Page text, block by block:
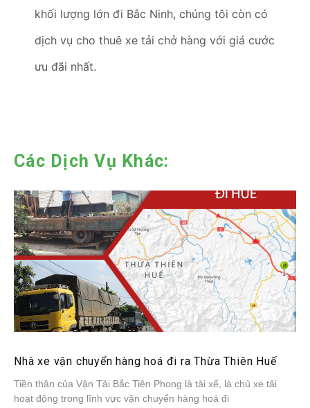
khối lượng lớn đi Bắc Ninh, chúng tôi còn có
dịch vụ cho thuê xe tải chở hàng với giá cước
ưu đãi nhất.
Các Dịch Vụ Khác:
Nhà xe vận chuyển hàng hoá đi ra Thừa Thiên Huế
Tiền thân của Vận Tải Bắc Tiên Phong là tài xế, là chủ xe tải
hoạt động trong lĩnh vực vận chuyển hàng hoá đi